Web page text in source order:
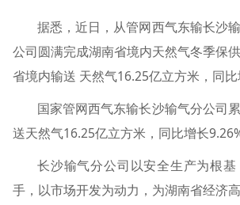
据悉，近日，从管网西气东输长沙
公司圆满完成湖南省境内天然气冬季保
省境内输送 天然气16.25亿立方米，同比
国家管网西气东输长沙输气分公司
送天然气16.25亿立方米，同比增长9.26%
长沙输气分公司以安全生产为根
手，以市场开发为动力，为湖南省经济